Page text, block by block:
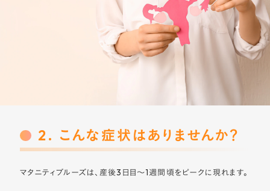
2. こんな症状はありませんか？
マタニティブルーズは、産後3日目〜1週間頃をピークに現れます。